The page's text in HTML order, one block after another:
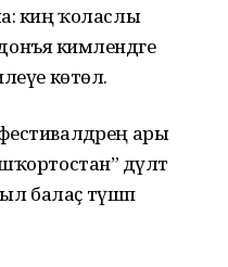
киң ҡоласлы
кимәлендәге
көтөлә.
ары
дәүләт
балаҫ түшәп